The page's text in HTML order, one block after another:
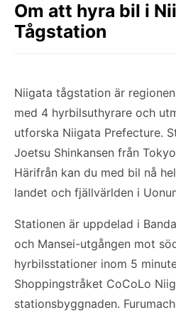
Om att hyra bil i
Tågstation
Niigata tågstation är
med 4 hyrbilsuthyrare och
utforska Niigata Prefecture.
Joetsu Shinkansen från
Härifrån kan du med bil nå
landet och fjällvärlden i
Stationen är uppdelad i
och Mansei-utgången mot
hyrbilsstationer inom 5
Shoppingstråket CoCoLo
stationsbyggnaden.